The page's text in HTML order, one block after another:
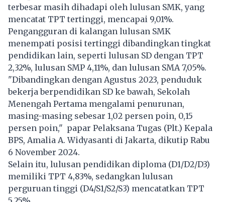
terbesar masih dihadapi oleh lulusan SMK, yang
mencatat TPT tertinggi, mencapai 9,01%.
Pengangguran di kalangan lulusan SMK
menempati posisi tertinggi dibandingkan tingkat
pendidikan lain, seperti lulusan SD dengan TPT
2,32%, lulusan SMP 4,11%, dan lulusan SMA 7,05%.
"Dibandingkan dengan Agustus 2023, penduduk
bekerja berpendidikan SD ke bawah, Sekolah
Menengah Pertama mengalami penurunan,
masing-masing sebesar 1,02 persen poin, 0,15
persen poin," papar Pelaksana Tugas (Plt.) Kepala
BPS, Amalia A. Widyasanti di Jakarta, dikutip Rabu
6 November 2024.
Selain itu, lulusan pendidikan diploma (D1/D2/D3)
memiliki TPT 4,83%, sedangkan lulusan
perguruan tinggi (D4/S1/S2/S3) mencatatkan TPT